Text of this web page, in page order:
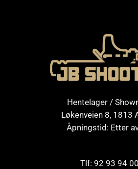
Hentelager /
Løkenveien 8, 1813
Åpningstid: Etter
Tlf: 92 93 94 00